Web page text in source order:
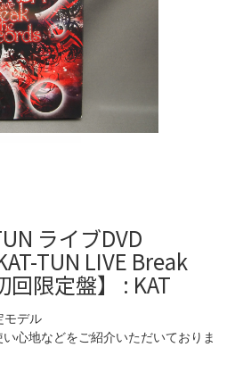
ライブDVD
TUN LIVE Break
限定盤】 : KAT
モデル
心地などをご紹介いただいておりま